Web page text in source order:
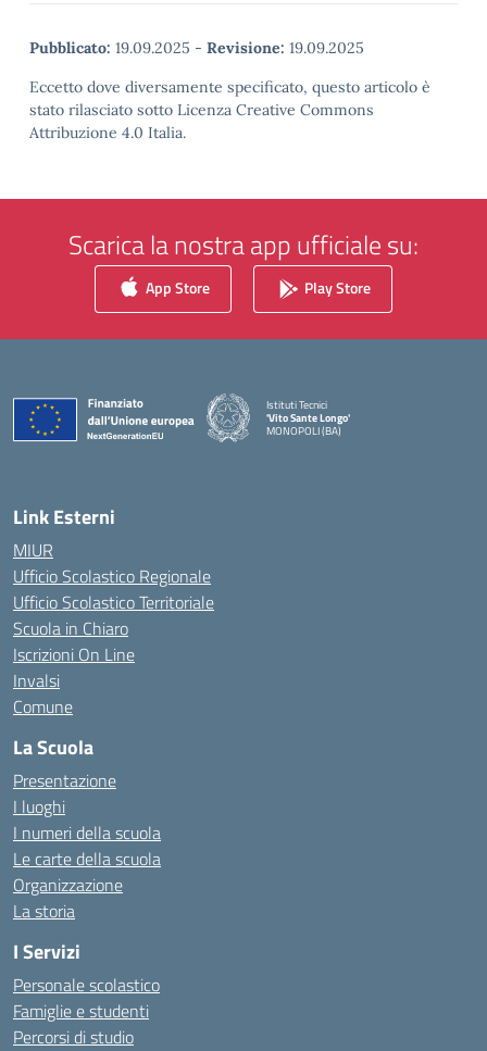
Pubblicato: 19.09.2025 - Revisione: 19.09.2025
Eccetto dove diversamente specificato, questo articolo è
stato rilasciato sotto Licenza Creative Commons
Attribuzione 4.0 Italia.
Scarica la nostra app ufficiale su:
App Store Play Store
Istituti Tecnici
'Vito Sante Longo'
MONOPOLI (BA)
Link Esterni
MIUR
Ufficio Scolastico Regionale
Ufficio Scolastico Territoriale
Scuola in Chiaro
Iscrizioni On Line
Invalsi
Comune
La Scuola
Presentazione
I luoghi
I numeri della scuola
Le carte della scuola
Organizzazione
La storia
I Servizi
Personale scolastico
Famiglie e studenti
Percorsi di studio